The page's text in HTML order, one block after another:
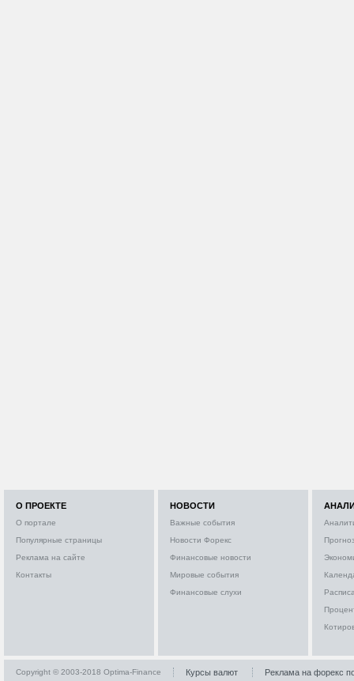
О ПРОЕКТЕ
О портале
Популярные страницы
Реклама на сайте
Контакты
НОВОСТИ
Важные события
Новости Форекс
Финансовые новости
Мировые события
Финансовые слухи
Copyright © 2003-2018 Optima-Finance Курсы валют Реклама на форекс